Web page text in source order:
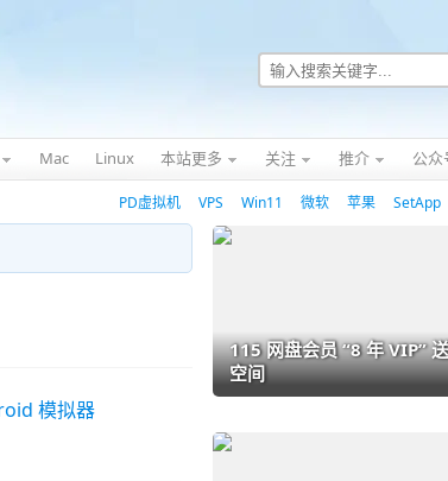
Mac Linux 本站更多 关注 推介 公众
PD虚拟机 VPS Win11 微软 苹果 SetApp
模拟器
115 网盘会员 “8 年 VIP”
空间